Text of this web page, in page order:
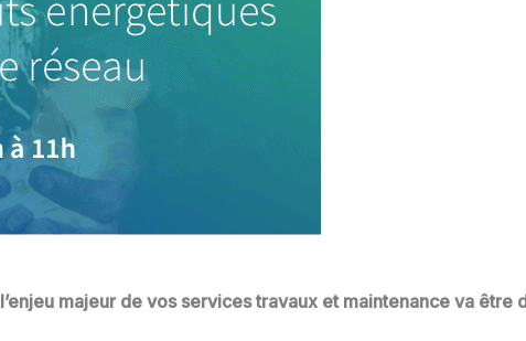
l’enjeu majeur de vos services travaux et maintenance va